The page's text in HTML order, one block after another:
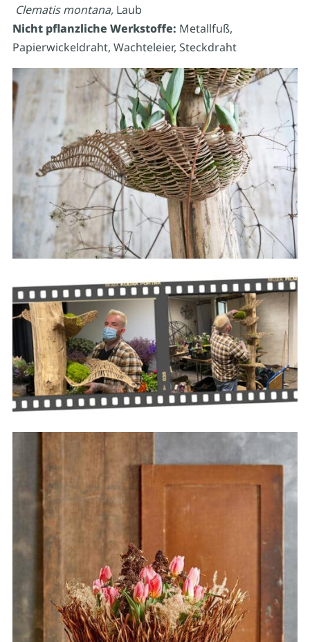
Clematis montana,Laub
Nicht pflanzliche Werkstoffe: Metallfuß,
Papierwickeldraht, Wachteleier, Steckdraht